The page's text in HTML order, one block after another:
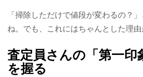
「掃除しただけで値段が変わるの？
ね。でも、これにはちゃんとした理由
査定員さんの「第一印
を握る